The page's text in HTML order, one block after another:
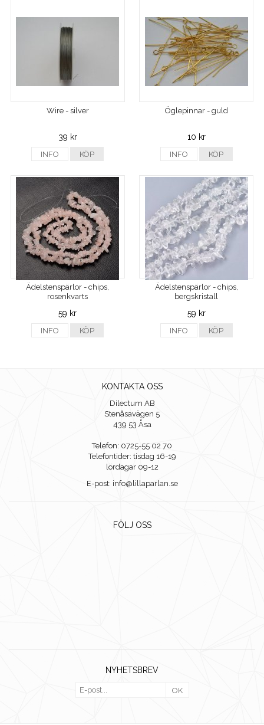
Wire - silver
39 kr
INFO KÖP
Öglepinnar - guld
10 kr
INFO KÖP
Ädelstenspärlor - chips,
rosenkvarts
59 kr
INFO KÖP
Ädelstenspärlor - chips,
bergskristall
59 kr
INFO KÖP
KONTAKTA OSS
Dilectum AB
Stenåsavägen 5
439 53 Åsa
Telefon: 0725-55 02 70
Telefontider: tisdag 16-19
lördagar 09-12
E-post: info@lillaparlan.se
FÖLJ OSS
NYHETSBREV
OK